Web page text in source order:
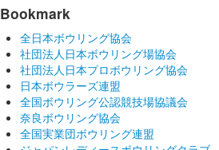
Bookmark
全日本ボウリング協会
社団法人日本ボウリング場協会
社団法人日本プロボウリング協会
日本ボウラーズ連盟
全国ボウリング公認競技場協議会
奈良ボウリング協会
全国実業団ボウリング連盟